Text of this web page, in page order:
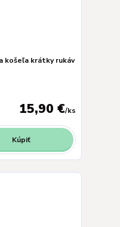
košeľa krátky rukáv
15,90 €/ks
Kúpiť